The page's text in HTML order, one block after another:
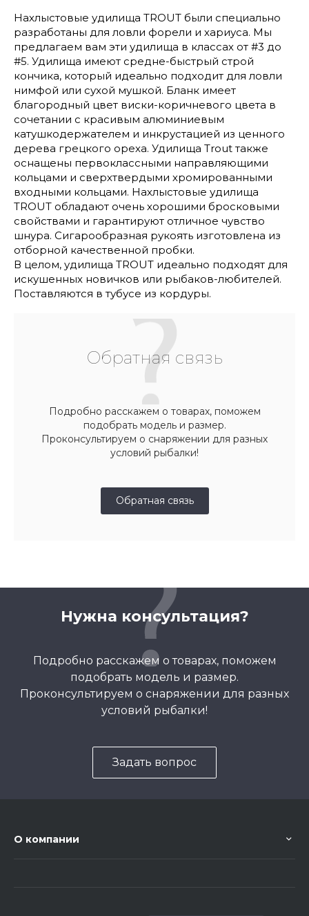
Нахлыстовые удилища TROUT были специально
разработаны для ловли форели и хариуса. Мы
предлагаем вам эти удилища в классах от #3 до
#5. Удилища имеют средне-быстрый строй
кончика, который идеально подходит для ловли
нимфой или сухой мушкой. Бланк имеет
благородный цвет виски-коричневого цвета в
сочетании с красивым алюминиевым
катушкодержателем и инкрустацией из ценного
дерева грецкого ореха. Удилища Trout также
оснащены первоклассными направляющими
кольцами и сверхтвердыми хромированными
входными кольцами. Нахлыстовые удилища
TROUT обладают очень хорошими бросковыми
свойствами и гарантируют отличное чувство
шнура. Сигарообразная рукоять изготовлена из
отборной качественной пробки.
В целом, удилища TROUT идеально подходят для
искушенных новичков или рыбаков-любителей.
Поставляются в тубусе из кордуры.
Обратная связь
Подробно расскажем о товарах, поможем
подобрать модель и размер.
Проконсультируем о снаряжении для разных
условий рыбалки!
Обратная связь
Нужна консультация?
Подробно расскажем о товарах, поможем
подобрать модель и размер.
Проконсультируем о снаряжении для разных
условий рыбалки!
Задать вопрос
О компании